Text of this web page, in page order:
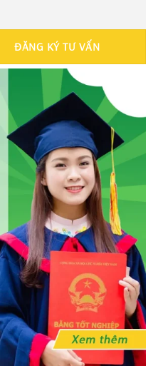
ĐĂNG KÝ TƯ VẤN